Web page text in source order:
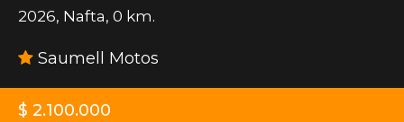
2026, Nafta, 0 km.
Saumell Motos
$ 2.100.000